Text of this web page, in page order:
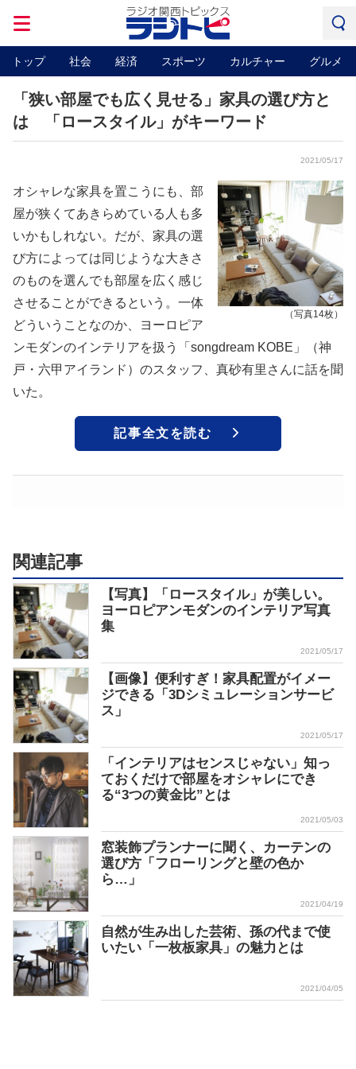
トップ 社会 経済 スポーツ カルチャー グルメ
「狭い部屋でも広く見せる」家具の選び方と
は 「ロースタイル」がキーワード
2021/05/17
（写真14枚）
オシャレな家具を置こうにも、部
屋が狭くてあきらめている人も多
いかもしれない。だが、家具の選
び方によっては同じような大きさ
のものを選んでも部屋を広く感じ
させることができるという。一体
どういうことなのか、ヨーロピア
ンモダンのインテリアを扱う「songdream KOBE」（神
戸・六甲アイランド）のスタッフ、真砂有里さんに話を聞
いた。
記事全文を読む
関連記事
【写真】「ロースタイル」が美しい。
ヨーロピアンモダンのインテリア写真
集
2021/05/17
【画像】便利すぎ！家具配置がイメー
ジできる「3Dシミュレーションサービ
ス」
2021/05/17
「インテリアはセンスじゃない」知っ
ておくだけで部屋をオシャレにでき
る“3つの黄金比”とは
2021/05/03
窓装飾プランナーに聞く、カーテンの
選び方「フローリングと壁の色か
ら…」
2021/04/19
自然が生み出した芸術、孫の代まで使
いたい「一枚板家具」の魅力とは
2021/04/05